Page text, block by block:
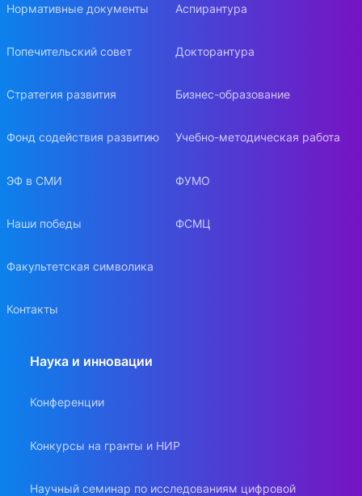
Нормативные документы
Попечительский совет
Стратегия развития
Фонд содействия развитию
ЭФ в СМИ
Наши победы
Факультетская символика
Контакты
Аспирантура
Докторантура
Бизнес-образование
Учебно-методическая работа
ФУМО
ФСМЦ
Наука и инновации
Конференции
Конкурсы на гранты и НИР
Научный семинар по исследованиям цифровой